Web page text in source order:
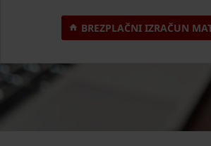
BREZPLAČNI IZRAČUN